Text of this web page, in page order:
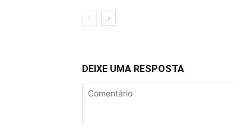
DEIXE UMA RESPOSTA